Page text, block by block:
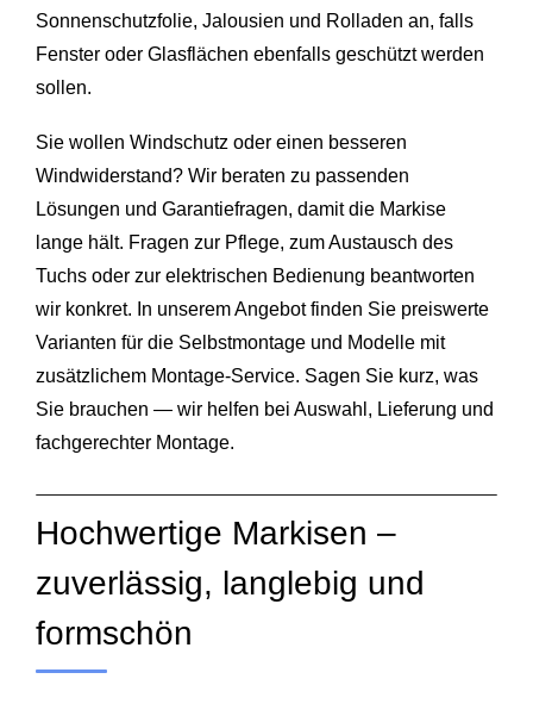
Sonnenschutzfolie, Jalousien und Rolladen an, falls
Fenster oder Glasflächen ebenfalls geschützt werden
sollen.
Sie wollen Windschutz oder einen besseren
Windwiderstand? Wir beraten zu passenden
Lösungen und Garantiefragen, damit die Markise
lange hält. Fragen zur Pflege, zum Austausch des
Tuchs oder zur elektrischen Bedienung beantworten
wir konkret. In unserem Angebot finden Sie preiswerte
Varianten für die Selbstmontage und Modelle mit
zusätzlichem Montage‑Service. Sagen Sie kurz, was
Sie brauchen — wir helfen bei Auswahl, Lieferung und
fachgerechter Montage.
Hochwertige Markisen –
zuverlässig, langlebig und
formschön